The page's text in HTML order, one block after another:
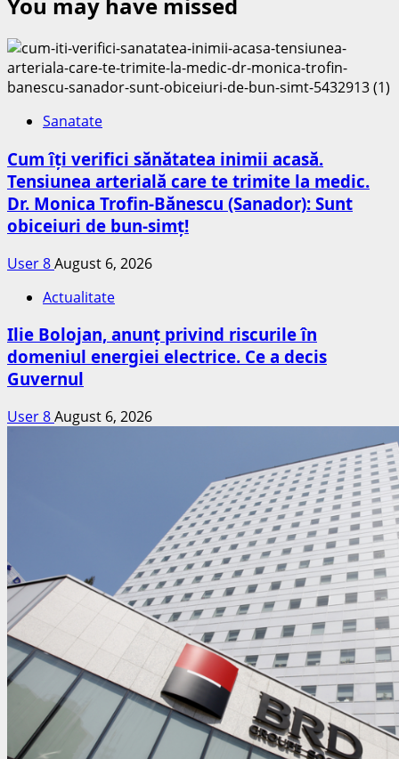
You may have missed
Sanatate
Cum îți verifici sănătatea inimii acasă.
Tensiunea arterială care te trimite la medic.
Dr. Monica Trofin-Bănescu (Sanador): Sunt
obiceiuri de bun-simț!
User 8August 6, 2026
Actualitate
Ilie Bolojan, anunț privind riscurile în
domeniul energiei electrice. Ce a decis
Guvernul
User 8August 6, 2026